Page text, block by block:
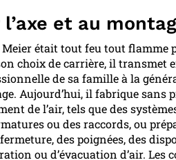
l’axe et au
était tout feu tout flamme
choix de carrière, il transmet
de sa famille à la
Aujourd’hui, il fabrique sans
de l’air, tels que des
ou des raccords, ou
des poignées, des
ou d’évacuation d’air.